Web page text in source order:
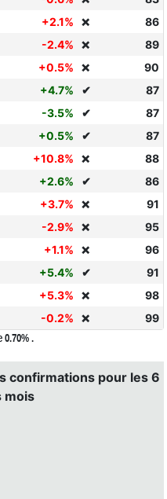
+2.1% ❌
86
-2.4% ❌
89
+0.5% ❌
90
+4.7% ✔
87
-3.5% ✔
87
+0.5% ✔
87
+10.8% ❌
88
+2.6% ✔
86
+3.7% ❌
91
-2.9% ❌
95
+1.1% ❌
96
+5.4% ✔
91
+5.3% ❌
98
-0.2% ❌ 99
.
confirmations pour les 6
mois